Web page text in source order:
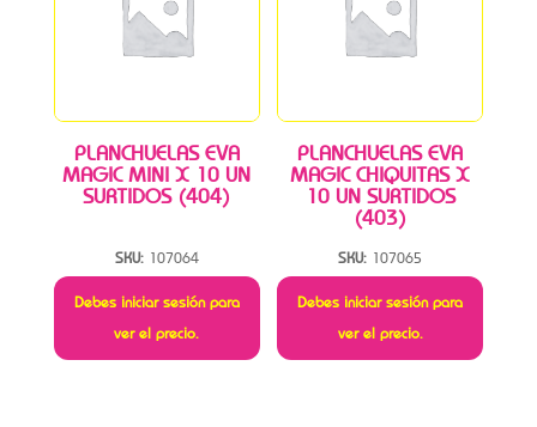
PLANCHUELAS EVA
MAGIC MINI X 10 UN
SURTIDOS (404)
SKU: 107064
Debes iniciar sesión para
ver el precio.
PLANCHUELAS EVA
MAGIC CHIQUITAS X
10 UN SURTIDOS
(403)
SKU: 107065
Debes iniciar sesión para
ver el precio.